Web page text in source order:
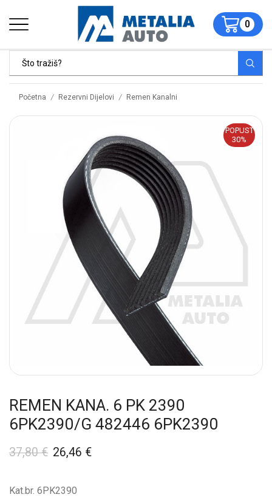
0
Početna / Rezervni Dijelovi / Remen Kanalni
POPUST
30%
REMEN KANA. 6 PK 2390
6PK2390/G 482446 6PK2390
37,80€ 26,46 €
Kat.br. 6PK2390